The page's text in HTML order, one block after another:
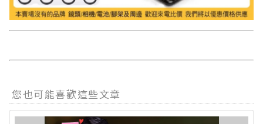
您也可能喜歡這些文章